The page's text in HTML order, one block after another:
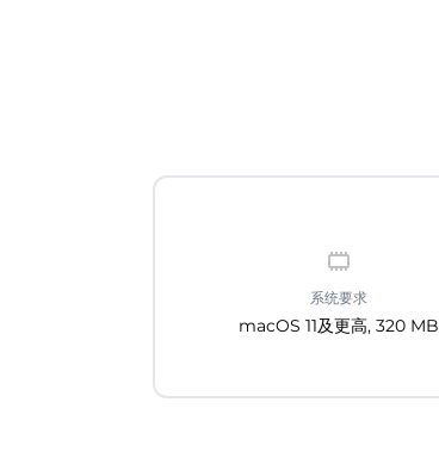
系统要求
macOS 11及更高, 320 MB